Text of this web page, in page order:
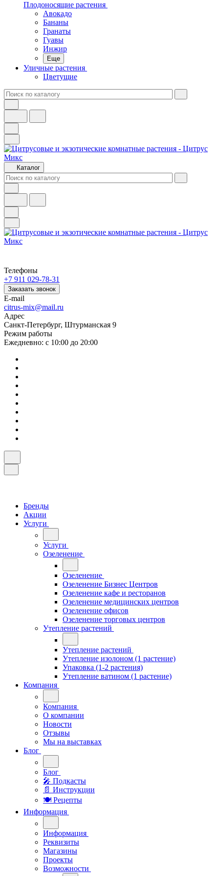
Плодоносящие растения
Авокадо
Бананы
Гранаты
Гуавы
Инжир
Еще
Уличные растения
Цветущие
Каталог
Телефоны
+7 911 029-78-31
Заказать звонок
E-mail
citrus-mix@mail.ru
Адрес
Санкт-Петербург, Штурманская 9
Режим работы
Ежедневно: с 10:00 до 20:00
Бренды
Акции
Услуги
Услуги
Озеленение
Озеленение
Озеленение Бизнес Центров
Озеленение кафе и ресторанов
Озеленение медицинских центров
Озеленение офисов
Озеленение торговых центров
Утепление растений
Утепление растений
Утепление изолоном (1 растение)
Упаковка (1-2 растения)
Утепление ватином (1 растение)
Компания
Компания
О компании
Новости
Отзывы
Мы на выставках
Блог
Блог
🎤︎︎ Подкасты
📄 Инструкции
🍽 Рецепты
Информация
Информация
Реквизиты
Магазины
Проекты
Возможности